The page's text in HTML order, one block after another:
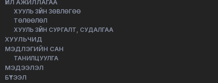
ҮЙЛ АЖИЛЛАГАА
ХУУЛЬ ЗҮЙН ЗӨВЛӨГӨӨ
ТӨЛӨӨЛӨЛ
ХУУЛЬ ЗҮЙН СУРГАЛТ, СУДАЛГАА
ХУУЛЬЧИД
МЭДЛЭГИЙН САН
ТАНИЛЦУУЛГА
МЭДЭЭЛЭЛ
БҮТЭЭЛ